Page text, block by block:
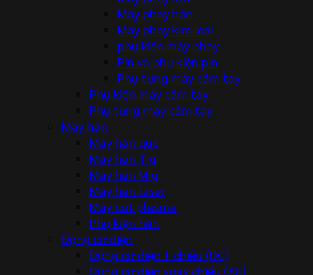
Máy phay bàn
Máy phay kim loại
phụ kiện máy phay
Pin và phụ kiện pin
Phụ tùng máy cầm tay
Phụ kiện máy cầm tay
Phụ tùng máy cầm tay
Máy hàn
Máy hàn que
Máy hàn Tig
Máy hàn Mig
Máy hàn laser
Máy cut plasma
Phụ kiện hàn
Động cơ điện
Động cơ điện 1 chiều (DC)
Động cơ điện xoay chiều (AC)